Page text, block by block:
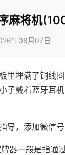
麻将机
年08月07日
里埋满了铜线
戴着蓝牙耳
导，添加微信
器一般是指通